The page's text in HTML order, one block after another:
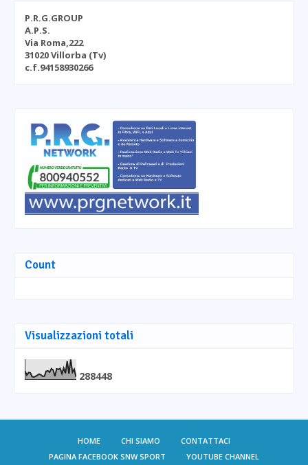
P.R.G.GROUP
A.P.S.
Via Roma,222
31020 Villorba (Tv)
c.f.94158930266
Count
Visualizzazioni totali
288448
HOME CHI SIAMO
CONTATTACI
PAGINA FACEBOOK SNW SPORT
YOUTUBE CHANNEL